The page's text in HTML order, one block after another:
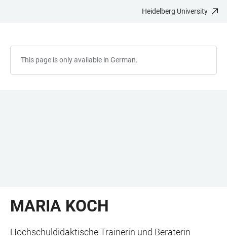
Heidelberg University
This page is only available in German.
MARIA KOCH
Hochschuldidaktische Trainerin und Beraterin